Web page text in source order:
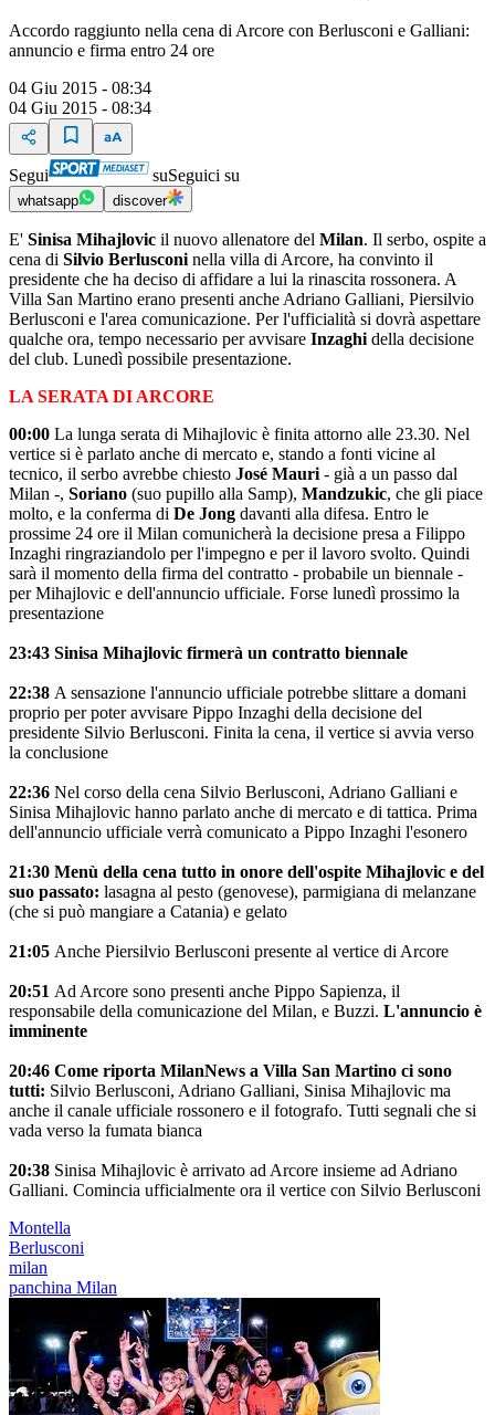
Accordo raggiunto nella cena di Arcore con Berlusconi e Galliani:
annuncio e firma entro 24 ore
04 Giu 2015 - 08:34
04 Giu 2015 - 08:34
Segui suSeguici su
whatsapp discover
E' Sinisa Mihajlovic il nuovo allenatore del Milan. Il serbo, ospite a
cena di Silvio Berlusconi nella villa di Arcore, ha convinto il
presidente che ha deciso di affidare a lui la rinascita rossonera. A
Villa San Martino erano presenti anche Adriano Galliani, Piersilvio
Berlusconi e l'area comunicazione. Per l'ufficialità si dovrà aspettare
qualche ora, tempo necessario per avvisare Inzaghi della decisione
del club. Lunedì possibile presentazione.
LA SERATA DI ARCORE
00:00 La lunga serata di Mihajlovic è finita attorno alle 23.30. Nel
vertice si è parlato anche di mercato e, stando a fonti vicine al
tecnico, il serbo avrebbe chiesto José Mauri - già a un passo dal
Milan -, Soriano (suo pupillo alla Samp), Mandzukic, che gli piace
molto, e la conferma di De Jong davanti alla difesa. Entro le
prossime 24 ore il Milan comunicherà la decisione presa a Filippo
Inzaghi ringraziandolo per l'impegno e per il lavoro svolto. Quindi
sarà il momento della firma del contratto - probabile un biennale -
per Mihajlovic e dell'annuncio ufficiale. Forse lunedì prossimo la
presentazione
23:43 Sinisa Mihajlovic firmerà un contratto biennale
22:38 A sensazione l'annuncio ufficiale potrebbe slittare a domani
proprio per poter avvisare Pippo Inzaghi della decisione del
presidente Silvio Berlusconi. Finita la cena, il vertice si avvia verso
la conclusione
22:36 Nel corso della cena Silvio Berlusconi, Adriano Galliani e
Sinisa Mihajlovic hanno parlato anche di mercato e di tattica. Prima
dell'annuncio ufficiale verrà comunicato a Pippo Inzaghi l'esonero
21:30 Menù della cena tutto in onore dell'ospite Mihajlovic e del
suo passato: lasagna al pesto (genovese), parmigiana di melanzane
(che si può mangiare a Catania) e gelato
21:05 Anche Piersilvio Berlusconi presente al vertice di Arcore
20:51 Ad Arcore sono presenti anche Pippo Sapienza, il
responsabile della comunicazione del Milan, e Buzzi. L'annuncio è
imminente
20:46 Come riporta MilanNews a Villa San Martino ci sono
tutti: Silvio Berlusconi, Adriano Galliani, Sinisa Mihajlovic ma
anche il canale ufficiale rossonero e il fotografo. Tutti segnali che si
vada verso la fumata bianca
20:38 Sinisa Mihajlovic è arrivato ad Arcore insieme ad Adriano
Galliani. Comincia ufficialmente ora il vertice con Silvio Berlusconi
Montella
Berlusconi
milan
panchina Milan